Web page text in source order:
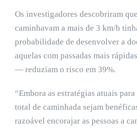
Os investigadores descobriram
caminhavam a mais de 3 km/h
probabilidade de desenvolver a
aquelas com passadas mais
— reduziam o risco em 39%.
“Embora as estratégias atuais
total de caminhada sejam
razoável encorajar as pessoas a